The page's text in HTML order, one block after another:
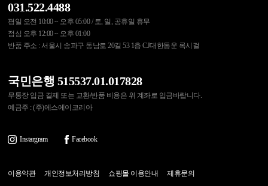
031.522.4488
평일 오전 10:00 ~ 오후 05:00 / 토, 일, 공휴일 휴무
점심 오후 12:00 ~ 오후 01:00
반품 주소 : 서울시 송파구 동남로 20길 53 1층 CJ대한통운 록시걸
국민은행 515537.01.017828
무통장 입금 결제 또는 교환/반품 비용은 위 계좌로 입금바랍니다.
예금주 : (주)에스에이코리아
Instargram Facebook
이용약관 개인정보처리방침 쇼핑몰 이용안내 제휴문의